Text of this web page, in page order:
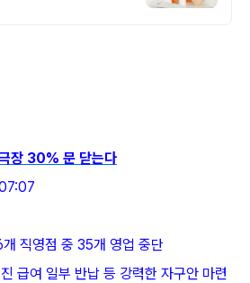
장 30% 문 닫는다
직영점 중 35개 영업 중단
급여 일부 반납 등 강력한 자구안 마련